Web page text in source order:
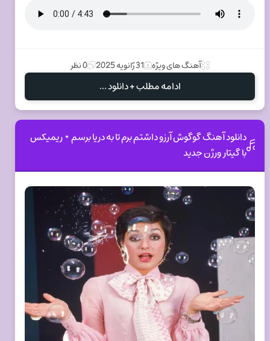
آهنگ های ویژه 31 ژانویه 2025 0 نظر
ادامه مطلب + دانلود ...
دانلود آهنگ گوگوش آرزو داشتم برم تا به دریا برسم ⋆ ریمیکس
با گیتار ورژن جدید